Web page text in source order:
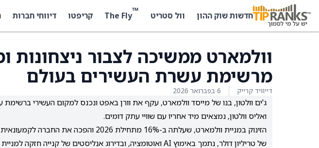
חדשות שוק ההון וול סטריט ™
The Fly קריפטו דיווחי חברות
וולמארט ממשיכה לצבור
מרשימת עשרת העשירים בעולם
דייוויד קרייק 6 בפברואר 2026
ג'ים וולטון, בנו של מייסד וולמארט, עקף את וורן באפט ונכנס למקום העשירי
ואליס וולטון, נמצאים מיד אחריו עם שוויי עתק דומים.
הזינוק במניית וולמארט, שעלתה ב-16% מתחילת
של טריליון דולר, נתמך באימוץ AI ואוטומציה, ובדירוג אנליסטים של קנייה חזקה למניית WMT.